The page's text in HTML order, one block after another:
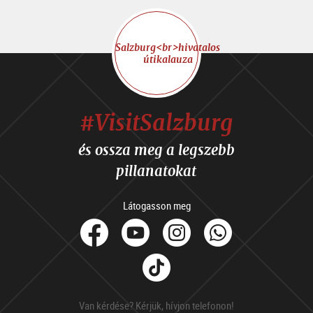
Salzburg<br>hivatalos
útikalauza
#VisitSalzburg
és ossza meg a legszebb
pillanatokat
Látogasson meg
facebook
YoutubeInstagram
Tik
Tok
Van kérdése? Kérjük, hívjon telefonon!